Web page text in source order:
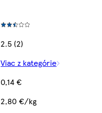
2.5 (2)
Viac z kategórie
0,14 €
2,80 €/kg